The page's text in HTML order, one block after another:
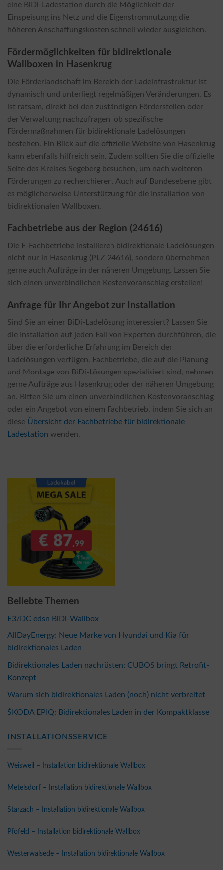
eine BiDi-Ladestation durch die Möglichkeit der
Einspeisung ins Netz und die Eigenstromnutzung die
höheren Anschaffungskosten schnell wieder ausgleichen.
Fördermöglichkeiten für bidirektionale
Wallboxen in Hasenkrug
Die Förderlandschaft im Bereich der Ladeinfrastruktur ist
dynamisch und unterliegt regelmäßigen Veränderungen. Es
ist ratsam, direkt bei den zuständigen Förderstellen oder
der Verwaltung nachzufragen, ob spezifische
Fördermaßnahmen für bidirektionale Ladelösungen
bestehen. Ein Blick auf die offizielle Website von Hasenkrug
kann ebenfalls hilfreich sein. Zudem sollten Sie die offizielle
Seite des Kreises Segeberg besuchen, um nach weiteren
Förderungen zu recherchieren. Auch auf Bundesebene gibt
es möglicherweise Unterstützung für die Installation von
bidirektionalen Wallboxen.
Fachbetriebe aus der Region (24616)
Die E-Fachbetriebe installieren bidirektionale Ladelösungen
nicht nur in Hasenkrug (PLZ 24616), sondern übernehmen
gerne auch Aufträge in der näheren Umgebung. Lassen Sie
sich einen unverbindlichen Kostenvoranschlag erstellen!
Anfrage für Ihr Angebot zur Installation
Sind Sie an einer BiDi-Ladelösung interessiert? Lassen Sie
die Installation auf jeden Fall von Experten durchführen, die
über die erforderliche Erfahrung im Bereich der
Ladelösungen verfügen. Fachbetriebe, die auf die Planung
und Montage von BiDi-Lösungen spezialisiert sind, nehmen
gerne Aufträge aus Hasenkrug oder der näheren Umgebung
an. Bitten Sie um einen unverbindlichen Kostenvoranschlag
oder ein Angebot von einem Fachbetrieb, indem Sie sich an
diese Übersicht der Fachbetriebe für bidirektionale
Ladestation wenden.
Beliebte Themen
E3/DC edsn BiDi-Wallbox
AllDayEnergy: Neue Marke von Hyundai und Kia für
bidirektionales Laden
Bidirektionales Laden nachrüsten: CUBOS bringt Retrofit-
Konzept
Warum sich bidirektionales Laden (noch) nicht verbreitet
ŠKODA EPIQ: Bidirektionales Laden in der Kompaktklasse
INSTALLATIONSSERVICE
Weisweil – Installation bidirektionale Wallbox
Metelsdorf – Installation bidirektionale Wallbox
Starzach – Installation bidirektionale Wallbox
Pfofeld – Installation bidirektionale Wallbox
Westerwalsede – Installation bidirektionale Wallbox